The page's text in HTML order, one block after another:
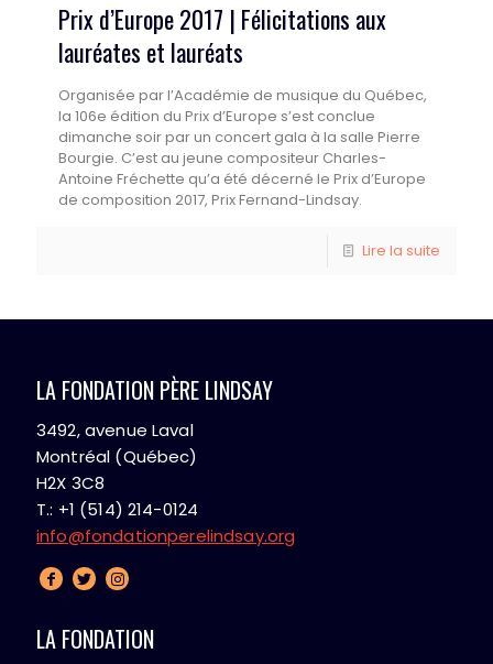
Prix d’Europe 2017 | Félicitations aux
lauréates et lauréats
Organisée par l’Académie de musique du Québec,
la 106e édition du Prix d’Europe s’est conclue
dimanche soir par un concert gala à la salle Pierre
Bourgie. C’est au jeune compositeur Charles-
Antoine Fréchette qu’a été décerné le Prix d’Europe
de composition 2017, Prix Fernand-Lindsay.
Lire la suite
LA FONDATION PÈRE LINDSAY
3492, avenue Laval
Montréal (Québec)
H2X 3C8
T.: +1 (514) 214-0124
info@fondationperelindsay.org
LA FONDATION